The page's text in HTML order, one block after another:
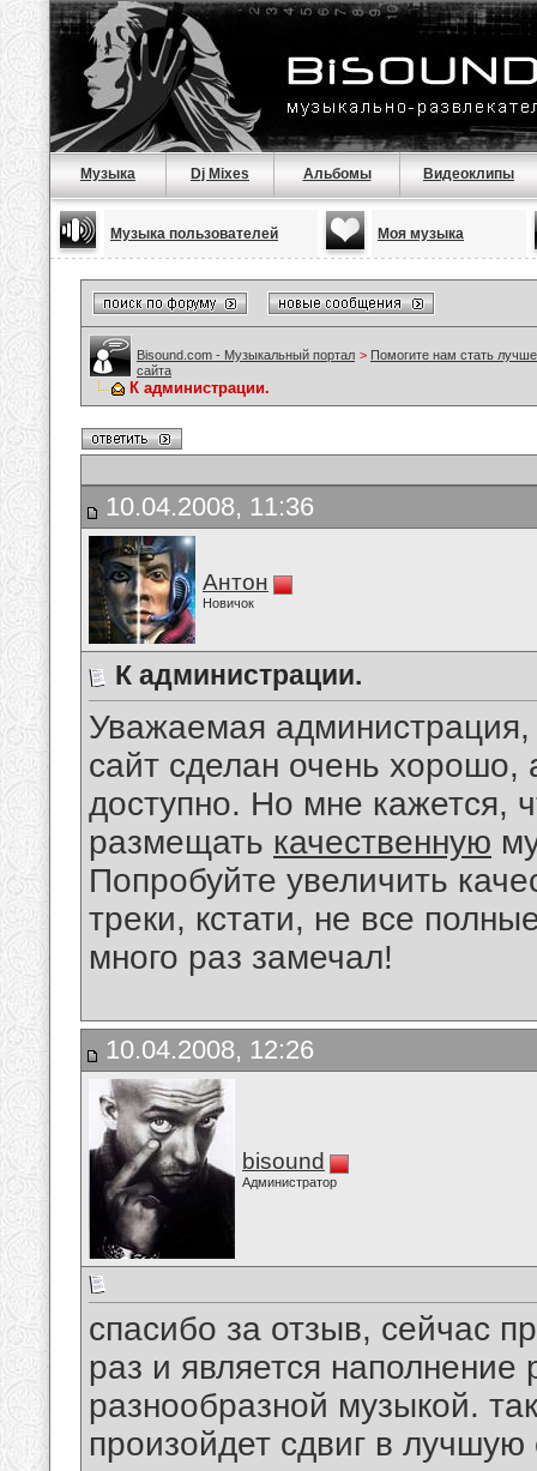
Музыка Dj Mixes Альбомы Видеоклипы
Музыка пользователей Моя музыка
Bisound.com - Музыкальный портал > Помогите нам стать
сайта
К администрации.
10.04.2008, 11:36
Антон
Новичок
К администрации.
Уважаемая
сайт сделан очень хорошо,
доступно. Но мне кажется,
размещать качественную
Попробуйте увеличить
треки, кстати, не все
много раз замечал!
10.04.2008, 12:26
bisound
Администратор
спасибо за отзыв, сейчас
раз и является наполнение
разнообразной музыкой.
произойдет сдвиг в лучшую